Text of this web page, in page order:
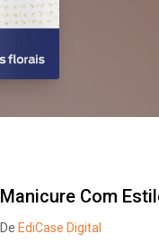
Manicure Com
De EdiCase Digital